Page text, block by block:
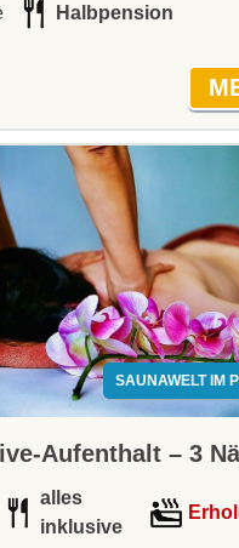
Halbpension
SAUNAWELT IM
Aufenthalt – 3
alles
inklusive